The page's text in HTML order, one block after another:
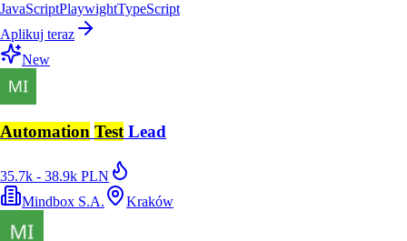
JavaScriptPlaywightTypeScript
Aplikuj teraz
New
Automation Test Lead
35.7k - 38.9k PLN
Mindbox S.A.
Kraków